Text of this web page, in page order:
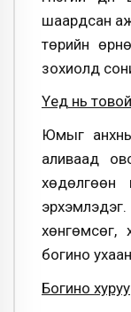
шаардсан
төрийн
зохиолд
Үеүүд нь
Юмыг анхны
аливаад
хөдөлгөөн
хөнгөмсөг,
богино
Богино хуруу